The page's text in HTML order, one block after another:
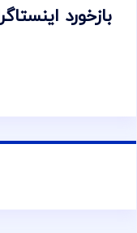
بازخورد